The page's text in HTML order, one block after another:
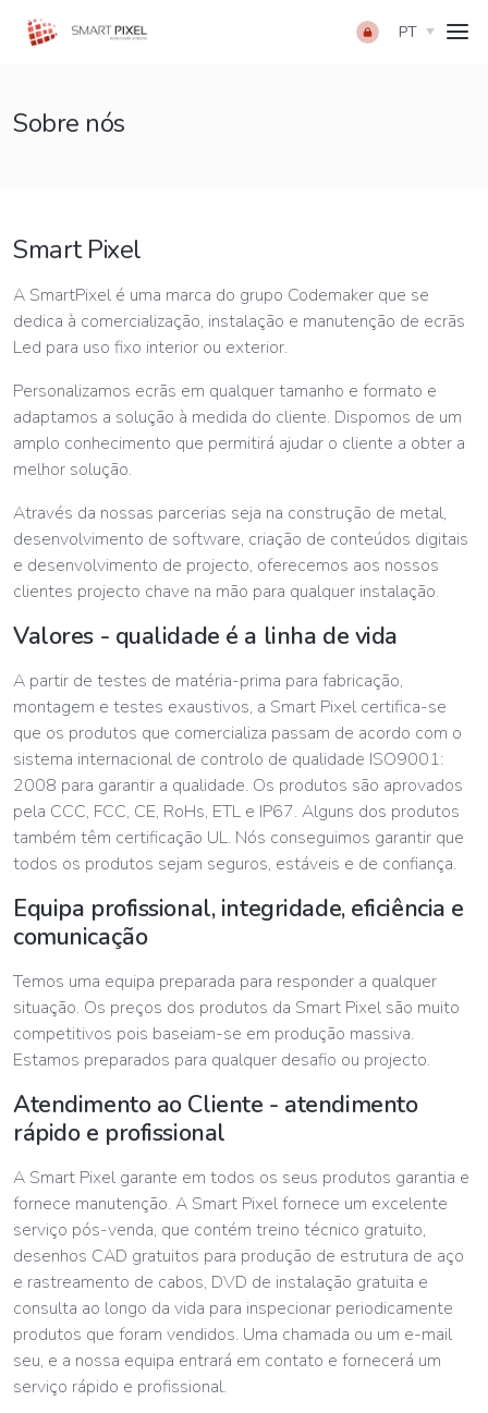
PT
Sobre nós
Smart Pixel
A SmartPixel é uma marca do grupo Codemaker que se
dedica à comercialização, instalação e manutenção de ecrãs
Led para uso fixo interior ou exterior.
Personalizamos ecrãs em qualquer tamanho e formato e
adaptamos a solução à medida do cliente. Dispomos de um
amplo conhecimento que permitirá ajudar o cliente a obter a
melhor solução.
Através da nossas parcerias seja na construção de metal,
desenvolvimento de software, criação de conteúdos digitais
e desenvolvimento de projecto, oferecemos aos nossos
clientes projecto chave na mão para qualquer instalação.
Valores - qualidade é a linha de vida
A partir de testes de matéria-prima para fabricação,
montagem e testes exaustivos, a Smart Pixel certifica-se
que os produtos que comercializa passam de acordo com o
sistema internacional de controlo de qualidade ISO9001:
2008 para garantir a qualidade. Os produtos são aprovados
pela CCC, FCC, CE, RoHs, ETL e IP67. Alguns dos produtos
também têm certificação UL. Nós conseguimos garantir que
todos os produtos sejam seguros, estáveis e de confiança.
Equipa profissional, integridade, eficiência e
comunicação
Temos uma equipa preparada para responder a qualquer
situação. Os preços dos produtos da Smart Pixel são muito
competitivos pois baseiam-se em produção massiva.
Estamos preparados para qualquer desafio ou projecto.
Atendimento ao Cliente - atendimento
rápido e profissional
A Smart Pixel garante em todos os seus produtos garantia e
fornece manutenção. A Smart Pixel fornece um excelente
serviço pós-venda, que contém treino técnico gratuito,
desenhos CAD gratuitos para produção de estrutura de aço
e rastreamento de cabos, DVD de instalação gratuita e
consulta ao longo da vida para inspecionar periodicamente
produtos que foram vendidos. Uma chamada ou um e-mail
seu, e a nossa equipa entrará em contato e fornecerá um
serviço rápido e profissional.